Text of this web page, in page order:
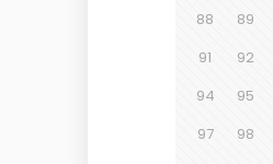
88
89
91
92
94
95
97
98